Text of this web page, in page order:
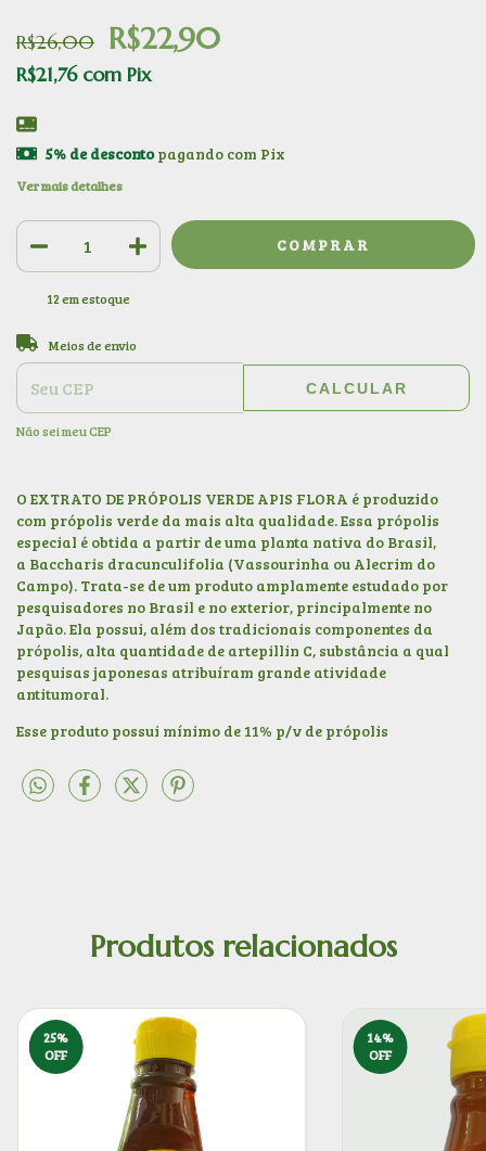
R$26,00 R$22,90
R$21,76 com Pix
5% de descontopagando com Pix
Ver mais detalhes
12em estoque
Entregas para o CEP:
Meios de envio
CALCULAR
Não sei meu CEP
O EXTRATO DE PRÓPOLIS VERDE APIS FLORA é produzido
com própolis verde da mais alta qualidade. Essa própolis
especial é obtida a partir de uma planta nativa do Brasil,
a Baccharis dracunculifolia (Vassourinha ou Alecrim do
Campo). Trata-se de um produto amplamente estudado por
pesquisadores no Brasil e no exterior, principalmente no
Japão. Ela possui, além dos tradicionais componentes da
própolis, alta quantidade de artepillin C, substância a qual
pesquisas japonesas atribuíram grande atividade
antitumoral.
Esse produto possui mínimo de 11% p/v de própolis
Produtos relacionados
25%
OFF
14%
OFF